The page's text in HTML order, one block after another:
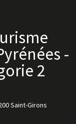
-
2
Saint-Girons